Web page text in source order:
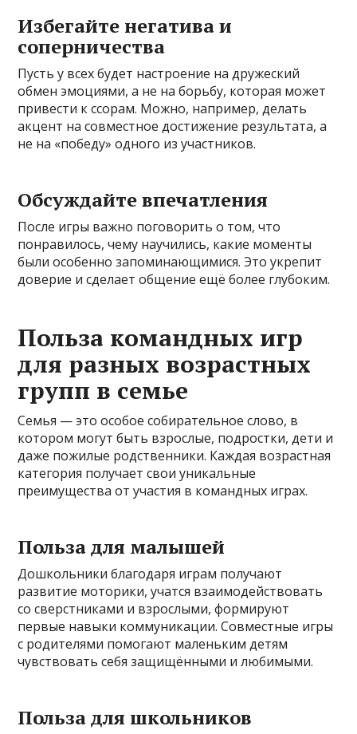
Избегайте негатива и
соперничества
Пусть у всех будет настроение на дружеский
обмен эмоциями, а не на борьбу, которая может
привести к ссорам. Можно, например, делать
акцент на совместное достижение результата, а
не на «победу» одного из участников.
Обсуждайте впечатления
После игры важно поговорить о том, что
понравилось, чему научились, какие моменты
были особенно запоминающимися. Это укрепит
доверие и сделает общение ещё более глубоким.
Польза командных игр
для разных возрастных
групп в семье
Семья — это особое собирательное слово, в
котором могут быть взрослые, подростки, дети и
даже пожилые родственники. Каждая возрастная
категория получает свои уникальные
преимущества от участия в командных играх.
Польза для малышей
Дошкольники благодаря играм получают
развитие моторики, учатся взаимодействовать
со сверстниками и взрослыми, формируют
первые навыки коммуникации. Совместные игры
с родителями помогают маленьким детям
чувствовать себя защищёнными и любимыми.
Польза для школьников